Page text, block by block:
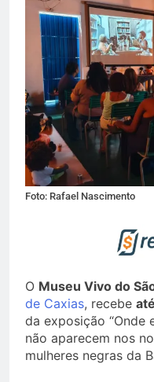
Foto: Rafael Nascimento
O Museu Vivo do
de Caxias, recebe
da exposição “Onde
não aparecem nos
mulheres negras da